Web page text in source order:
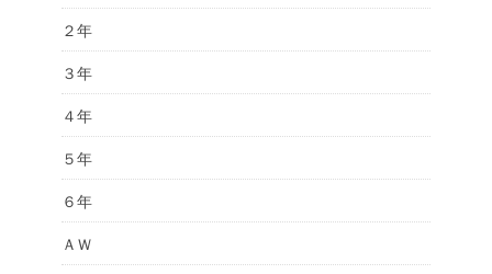
２年
３年
４年
５年
６年
ＡＷ